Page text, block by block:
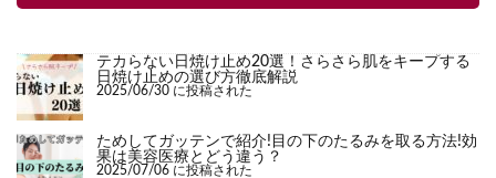
テカらない日焼け止め20選！さらさら肌をキープする
日焼け止めの選び方徹底解説
2025/06/30 に投稿された
ためしてガッテンで紹介!目の下のたるみを取る方法!効
果は美容医療とどう違う？
2025/07/06 に投稿された